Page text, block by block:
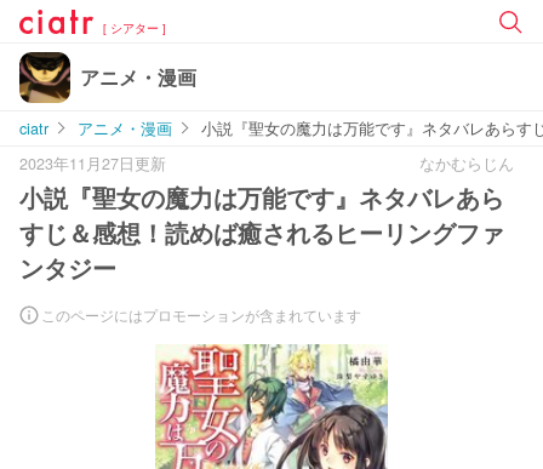
[ シアター ]
アニメ・漫画
ciatr アニメ・漫画
小説『聖女の魔力は万能です』ネタバレあら
2023年11月27日更新
なかむらじん
小説『聖女の魔力は万能です』ネタバレあら
すじ＆感想！読めば癒されるヒーリングファ
ンタジー
このページにはプロモーションが含まれています